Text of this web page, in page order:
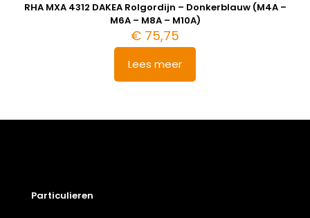
RHA MXA 4312 DAKEA Rolgordijn – Donkerblauw (M4A –
M6A – M8A – M10A)
€ 75,75
Lees meer
Particulieren